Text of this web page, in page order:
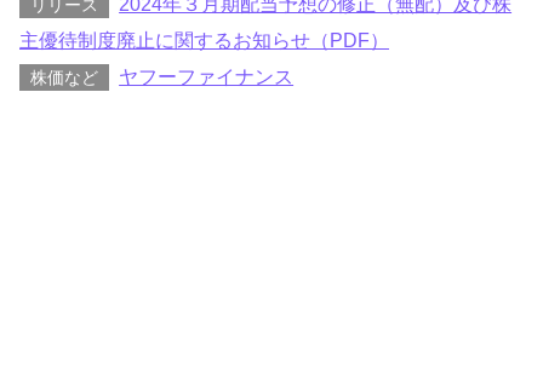
リリース
主優待制度廃止に関するお知らせ（PDF）
株価など ヤフーファイナンス